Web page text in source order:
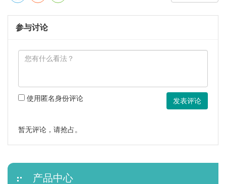
参与讨论
使用匿名身份评论 发表评论
暂无评论，请抢占。
产品中心